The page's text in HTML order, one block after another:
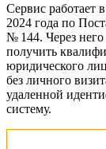
Сервис работает
2024 года по
№ 144. Через него
получить
юридического
без личного
удаленной
систему.